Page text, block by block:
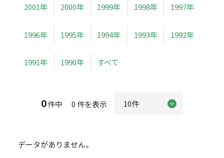
2001年 2000年 1999年 1998年 1997年
1996年 1995年 1994年 1993年 1992年
1991年 1990年 すべて
0件中 0 件を表示
データがありません。